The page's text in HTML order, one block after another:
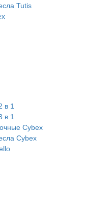
Tutis
в 1
в 1
Cybex
Cybex